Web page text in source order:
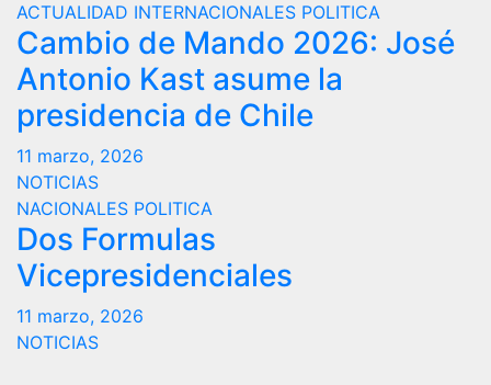
ACTUALIDAD INTERNACIONALES POLITICA
Cambio de Mando 2026: José
Antonio Kast asume la
presidencia de Chile
11 marzo, 2026
NOTICIAS
NACIONALES POLITICA
Dos Formulas
Vicepresidenciales
11 marzo, 2026
NOTICIAS